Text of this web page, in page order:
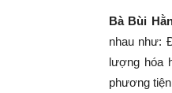
Bà Bùi
nhau như:
lượng hóa
phương